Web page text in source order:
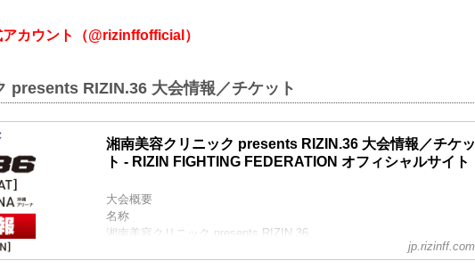
カウント（@rizinffofficial）
presents RIZIN.36 大会情報／チケット
湘南美容クリニック presents RIZIN.36 大会情報／チケッ
ト - RIZIN FIGHTING FEDERATION オフィシャルサイト
大会概要
名称
湘南美容クリニック presents RIZIN.36
jp.rizinff.com